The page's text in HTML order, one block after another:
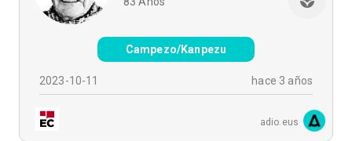
Campezo/Kanpezu
2023-10-11 hace 3 años
adio.eus